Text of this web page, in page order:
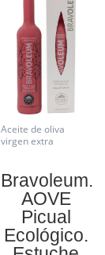
Aceite de oliva
virgen extra
Bravoleum.
AOVE
Picual
Ecológico.